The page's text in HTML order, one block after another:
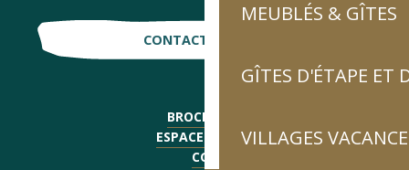
MEUBLÉS & GÎTES
GÎTES D'ÉTAPE ET
VILLAGES
CONTACTE-NOUS !
BROCHURES
ESPACE PRESSE
CGV